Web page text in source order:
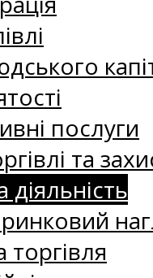
послуги
та
діяльність